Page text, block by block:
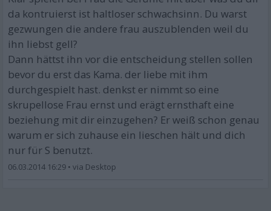
da kontruierst ist haltloser schwachsinn. Du warst
gezwungen die andere frau auszublenden weil du
ihn liebst gell?
Dann hättst ihn vor die entscheidung stellen sollen
bevor du erst das Kama. der liebe mit ihm
durchgespielt hast. denkst er nimmt so eine
skrupellose Frau ernst und erägt ernsthaft eine
beziehung mit dir einzugehen? Er weiß schon genau
warum er sich zuhause ein lieschen hält und dich
nur für S benutzt.
06.03.2014 16:29 •